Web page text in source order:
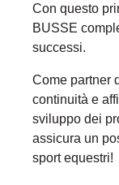
Con questo
BUSSE
successi.
Come partner
continuità e
sviluppo dei
assicura un
sport equestri!